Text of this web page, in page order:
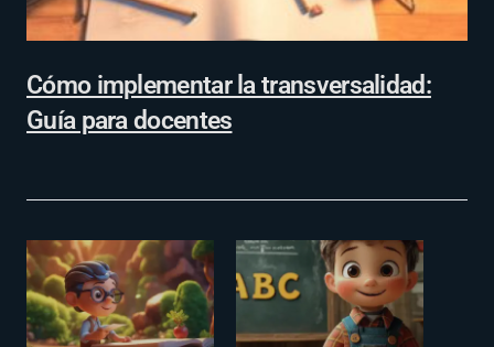
Cómo implementar la transversalidad:
Guía para docentes